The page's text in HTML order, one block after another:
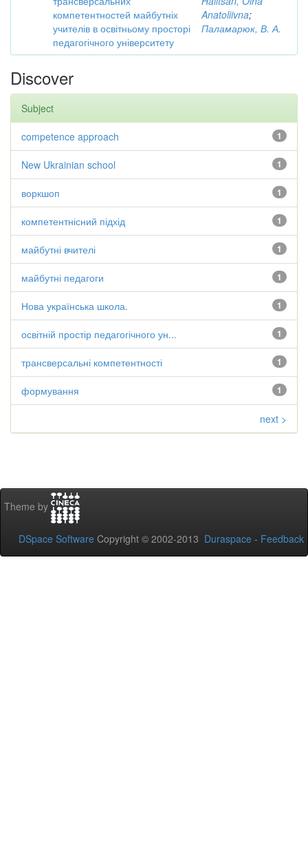
компетентностей майбутніх
учителів в освітньому просторі
педагогічного університету
Anatoliivna;
Паламарюк, В. А.
Discover
Subject
1
competence approach
1
New Ukrainian school
1
воркшоп
1
компетентнісний підхід
1
майбутні вчителі
1
майбутні педагоги
1
Нова українська школа.
1
освітній простір педагогічного ун...
1
трансверсальні компетентності
1
формування
next >
Theme by
DSpace Software Copyright © 2002-2013 Duraspace - Feedback